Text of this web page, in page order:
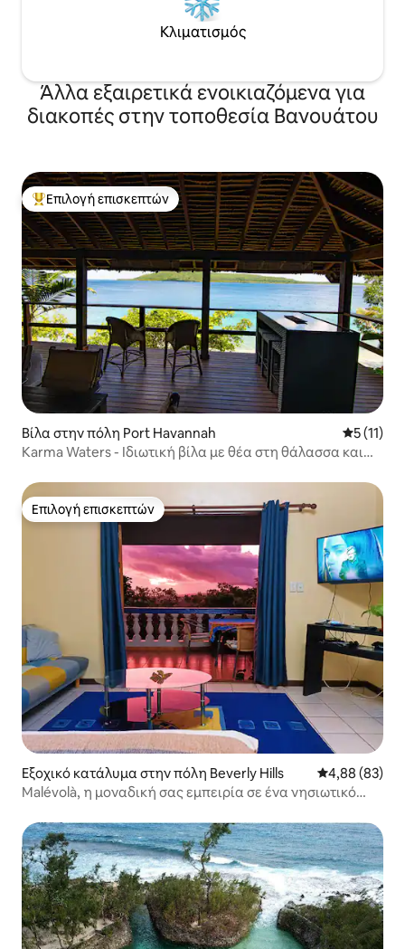
Κλιματισμός
Άλλα εξαιρετικά ενοικιαζόμενα για
διακοπές στην τοποθεσία Βανουάτου
Κορυφαία επιλογή επισκεπτών
Επιλογή επισκεπτών
Βίλα στην πόλη Port Havannah Μέση
5 (11)
Karma Waters - Ιδιωτική βίλα με θέα στη θάλασσα και
Επιλογή επισκεπτών
Επιλογή επισκεπτών
Εξοχικό κατάλυμα στην πόλη Beverly Hills Μέση
4,88 (83)
Malévolà, η μοναδική σας εμπειρία σε ένα νησιωτικό